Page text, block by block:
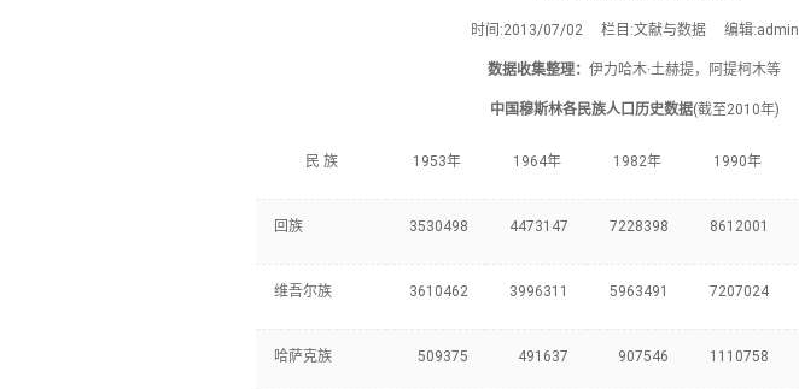
时间:2013/07/02 栏目:文献与数据 编辑:admin
数据收集整理：伊力哈木·土赫提，阿提柯木等
中国穆斯林各民族人口历史数据(截至2010年)
民 族 1953年 1964年 1982年 1990年
回族 3530498 4473147 7228398 8612001
维吾尔族 3610462 3996311 5963491 7207024
哈萨克族 509375 491637 907546 1110758